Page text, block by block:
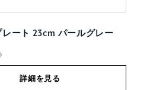
レート 23cm パールグレー
詳細を見る